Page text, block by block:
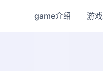
game介绍 游